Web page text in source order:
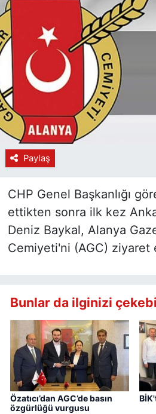
Paylaş
CHP Genel Başkanlığı
ettikten sonra ilk kez
Deniz Baykal, Alanya
Cemiyeti'ni (AGC) ziyaret
Bunlar da ilginizi
Özatıcı’dan AGC’de basın
özgürlüğü vurgusu